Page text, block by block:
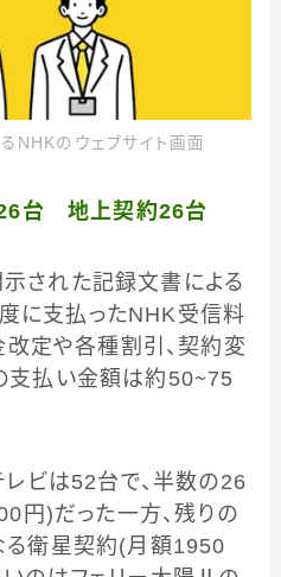
NHKのウェブサイト画面
26台 地上契約26台
された記録文書による
に支払ったNHK受信料
定や各種割引、契約変
支払い金額は約50～75
ビは52台で、半数の26
円)だった一方、残りの
衛星契約(月額1950